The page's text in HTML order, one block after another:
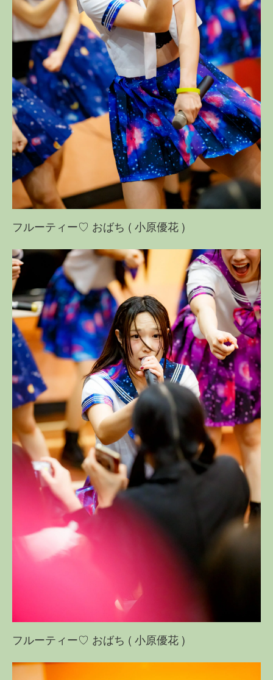
フルーティー♡ おばち ( 小原優花 )
フルーティー♡ おばち ( 小原優花 )